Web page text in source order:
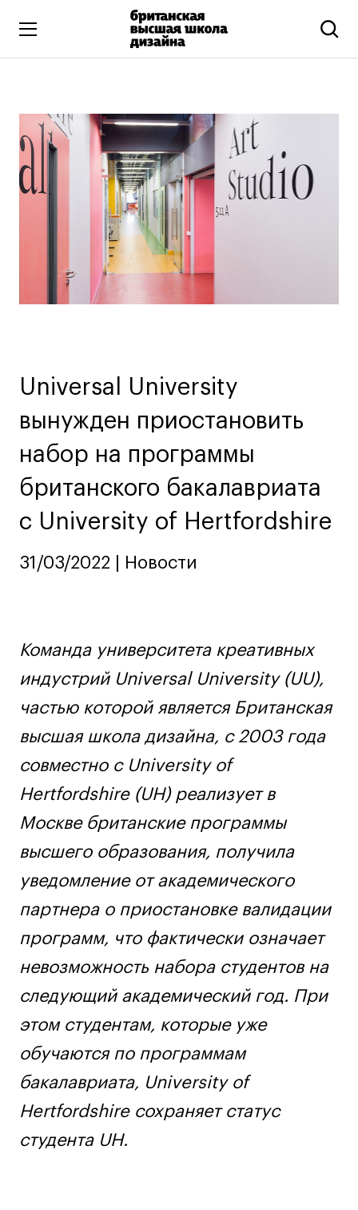
Искусство и дизайн
Подготовительные курсы
Бизнес и маркетинг
Все программы
Дополнительное образование
Коммуникационный и цифровой дизайн
Иллюстрация
Сценография
Фотография и видео
Промышленный и предметный дизайн
Дизайн и декорирование интерьера
Бизнес и маркетинг
Подготовительные курсы и творческое
Среднесрочные
Онлайн-программы
Дизайн интерьера
Дизайн одежды
Стайлинг
Современная живопись
UX/UI-дизайн
Все программы
Интенсивы
Маркетинг
Контент
Иллюстрация
Диджитал
Интерьер
Навыки предпринимателя и управленца
Онлайн
Universal University
вынужден приостановить
набор на программы
британского бакалавриата
с University of Hertfordshire
31/03/2022 | Новости
Команда университета креативных
индустрий Universal University (UU),
частью которой является Британская
высшая школа дизайна, с 2003 года
совместно с University of
Hertfordshire (UH) реализует в
Москве британские программы
высшего образования, получила
уведомление от академического
партнера о приостановке валидации
программ, что фактически означает
невозможность набора студентов на
следующий академический год. При
этом студентам, которые уже
обучаются по программам
бакалавриата, University of
Hertfordshire сохраняет статус
студента UH.